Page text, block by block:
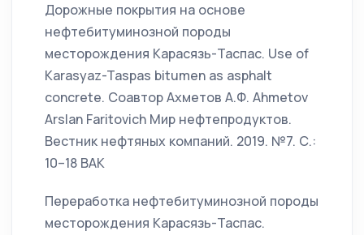
Дорожные покрытия на основе
нефтебитуминозной породы
месторождения Карасязь-Таспас. Use of
Karasyaz-Taspas bitumen as asphalt
concrete. Соавтор Ахметов А.Ф. Ahmetov
Arslan Faritovich Мир нефтепродуктов.
Вестник нефтяных компаний. 2019. №7. С.:
10–18 ВАК
Переработка нефтебитуминозной породы
месторождения Карасязь-Таспас.